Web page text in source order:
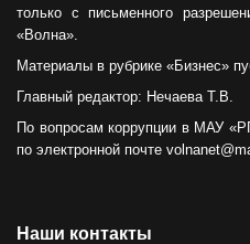
только с письменного
«Волна».
Материалы в рубрике «Бизнес»
Главный редактор: Нечаева Т.В.
По вопросам коррупции в МАУ
по электронной почте
Наши контакты